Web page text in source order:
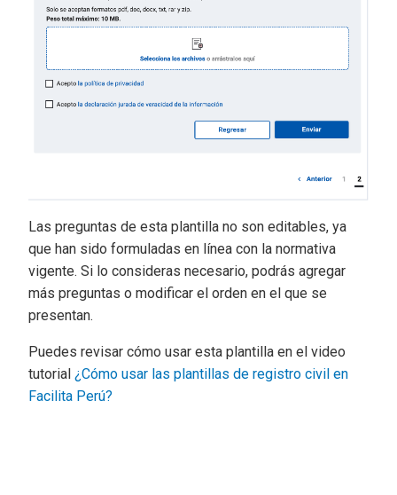
Las preguntas de esta plantilla no son editables, ya
que han sido formuladas en línea con la normativa
vigente. Si lo consideras necesario, podrás agregar
más preguntas o modificar el orden en el que se
presentan.
Puedes revisar cómo usar esta plantilla en el video
tutorial ¿Cómo usar las plantillas de registro civil en
Facilita Perú?